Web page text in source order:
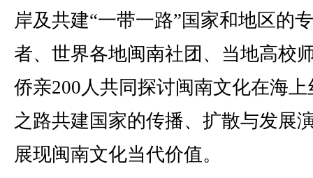
岸及共建“一带一路”国家和地区的
者、世界各地闽南社团、当地高校
侨亲200人共同探讨闽南文化在海上
之路共建国家的传播、扩散与发展
展现闽南文化当代价值。